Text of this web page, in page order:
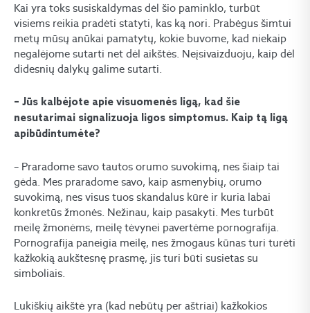
Kai yra toks susiskaldymas dėl šio paminklo, turbūt
visiems reikia pradėti statyti, kas ką nori. Prabėgus šimtui
metų mūsų anūkai pamatytų, kokie buvome, kad niekaip
negalėjome sutarti net dėl aikštės. Neįsivaizduoju, kaip dėl
didesnių dalykų galime sutarti.
– Jūs kalbėjote apie visuomenės ligą, kad šie
nesutarimai signalizuoja ligos simptomus. Kaip tą ligą
apibūdintumėte?
– Praradome savo tautos orumo suvokimą, nes šiaip tai
gėda. Mes praradome savo, kaip asmenybių, orumo
suvokimą, nes visus tuos skandalus kūrė ir kuria labai
konkretūs žmonės. Nežinau, kaip pasakyti. Mes turbūt
meilę žmonėms, meilę tėvynei pavertėme pornografija.
Pornografija paneigia meilę, nes žmogaus kūnas turi turėti
kažkokią aukštesnę prasmę, jis turi būti susietas su
simboliais.
Lukiškių aikštė yra (kad nebūtų per aštriai) kažkokios